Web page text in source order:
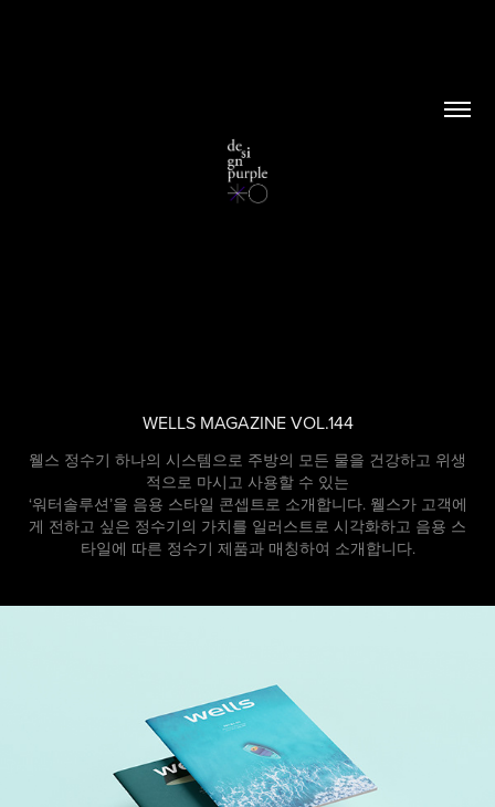
WELLS MAGAZINE VOL.144
웰스 정수기 하나의 시스템으로 주방의 모든 물을 건강하고 위생
적으로 마시고 사용할 수 있는
‘워터솔루션’을 음용 스타일 콘셉트로 소개합니다. 웰스가 고객에
게 전하고 싶은 정수기의 가치를 일러스트로 시각화하고 음용 스
타일에 따른 정수기 제품과 매칭하여 소개합니다.